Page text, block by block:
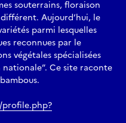
souterrains, floraison
Aujourd’hui, le
parmi lesquelles
reconnues par le
végétales spécialisées
Ce site raconte